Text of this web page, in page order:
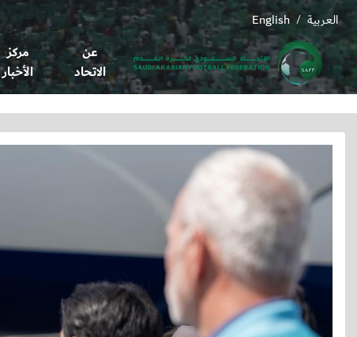
English / العربية
عن
الاتحاد
مركز
الأخبار